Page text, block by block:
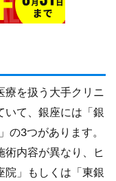
療を扱う大手クリニ
いて、銀座には「銀
の3つがあります。
術内容が異なり、ヒ
院」もしくは「東銀